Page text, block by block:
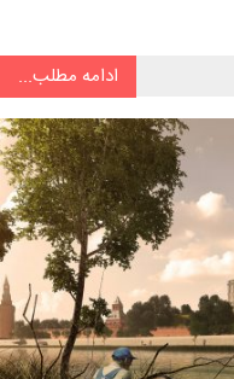
ادامه مطلب...